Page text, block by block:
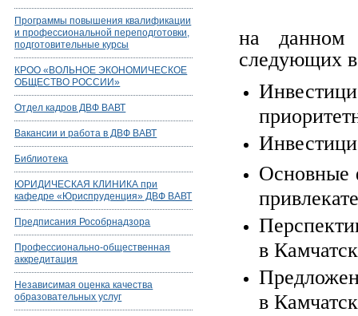
Программы повышения квалификации
и профессиональной переподготовки,
подготовительные курсы
КРОО «ВОЛЬНОЕ ЭКОНОМИЧЕСКОЕ
ОБЩЕСТВО РОССИИ»
Отдел кадров ДВФ ВАВТ
Вакансии и работа в ДВФ ВАВТ
Библиотека
ЮРИДИЧЕСКАЯ КЛИНИКА при
кафедре «Юриспруденция» ДВФ ВАВТ
Предписания Рособрнадзора
Профессионально-общественная
аккредитация
Независимая оценка качества
образовательных услуг
на данном
следующих
Основные
в
в